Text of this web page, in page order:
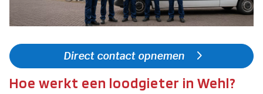
Direct contact opnemen
Hoe werkt een loodgieter in Wehl?